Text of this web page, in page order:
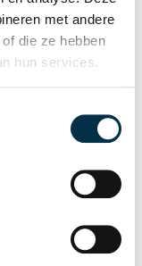
met andere
die ze hebben
hun services.